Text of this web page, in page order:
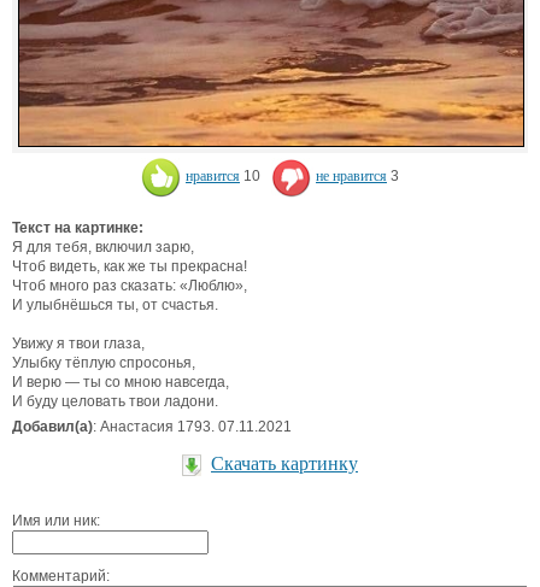
нравится 10 не нравится 3
Текст на картинке:
Я для тебя, включил зарю,
Чтоб видеть, как же ты прекрасна!
Чтоб много раз сказать: «Люблю»,
И улыбнёшься ты, от счастья.
Увижу я твои глаза,
Улыбку тёплую спросонья,
И верю — ты со мною навсегда,
И буду целовать твои ладони.
Добавил(а): Анастасия 1793. 07.11.2021
Скачать картинку
Имя или ник:
Комментарий: